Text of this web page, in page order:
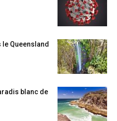
Queensland
blanc de